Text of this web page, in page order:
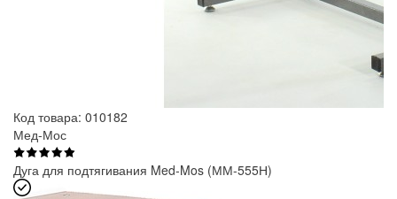
Код товара: 010182
Мед-Мос
Дуга для подтягивания Med-Mos (ММ-555Н)